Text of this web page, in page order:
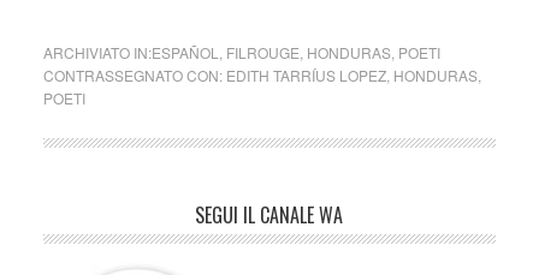
ARCHIVIATO IN:ESPAÑOL FILROUGE HONDURAS, POETI
CONTRASSEGNATO CON: EDITH TARRÍUS LOPEZ, HONDURAS,
POETI
SEGUI IL CANALE WA